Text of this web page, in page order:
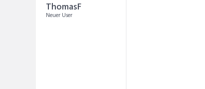
ThomasF
Neuer User